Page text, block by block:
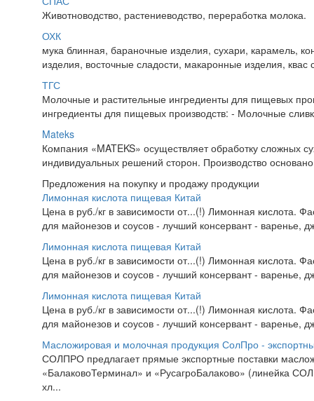
Животноводство, растениеводство, переработка молока.
ОХК
мука блинная, бараночные изделия, сухари, карамель,
изделия, восточные сладости, макаронные изделия,
ТГС
Молочные и растительные ингредиенты для пищевых
ингредиенты для пищевых производств: - Молочные
Mateks
Компания «MATEKS» осуществляет обработку сложных
индивидуальных решений сторон. Производство
Предложения на покупку и продажу продукции
Лимонная кислота пищевая Китай
Цена в руб./кг в зависимости от...(!) Лимонная кислота.
для майонезов и соусов - лучший консервант - варенье,
Лимонная кислота пищевая Китай
Цена в руб./кг в зависимости от...(!) Лимонная кислота.
для майонезов и соусов - лучший консервант - варенье,
Лимонная кислота пищевая Китай
Цена в руб./кг в зависимости от...(!) Лимонная кислота.
для майонезов и соусов - лучший консервант - варенье,
Масложировая и молочная продукция СолПро -
СОЛПРО предлагает прямые экспортные поставки
«БалаковоТерминал» и «РусагроБалаково» (линейка
хл...